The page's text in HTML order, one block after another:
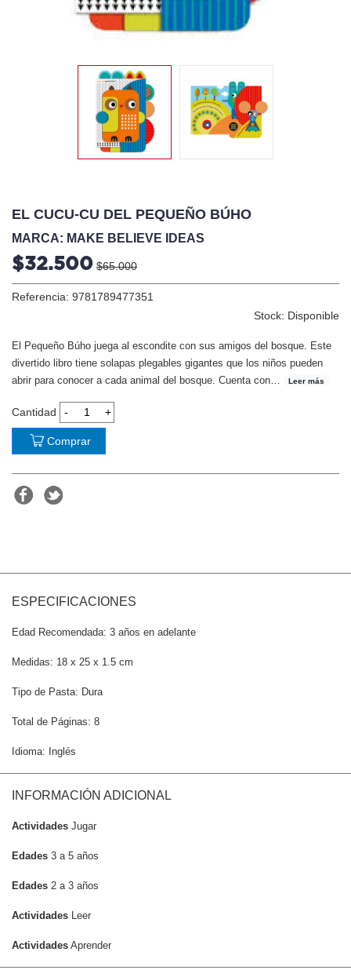
EL CUCU-CU DEL PEQUEÑO BÚHO
MARCA: MAKE BELIEVE IDEAS
$32.500 $65.000
Referencia: 9781789477351
Stock: Disponible
El Pequeño Búho juega al escondite con sus amigos del bosque. Este
divertido libro tiene solapas plegables gigantes que los niños pueden
abrir para conocer a cada animal del bosque. Cuenta con
Leer más
Cantidad
Comprar
ESPECIFICACIONES
Edad Recomendada: 3 años en adelante
Medidas: 18 x 25 x 1.5 cm
Tipo de Pasta: Dura
Total de Páginas: 8
Idioma: Inglés
INFORMACIÓN ADICIONAL
Actividades Jugar
Edades 3 a 5 años
Edades 2 a 3 años
Actividades Leer
Actividades Aprender